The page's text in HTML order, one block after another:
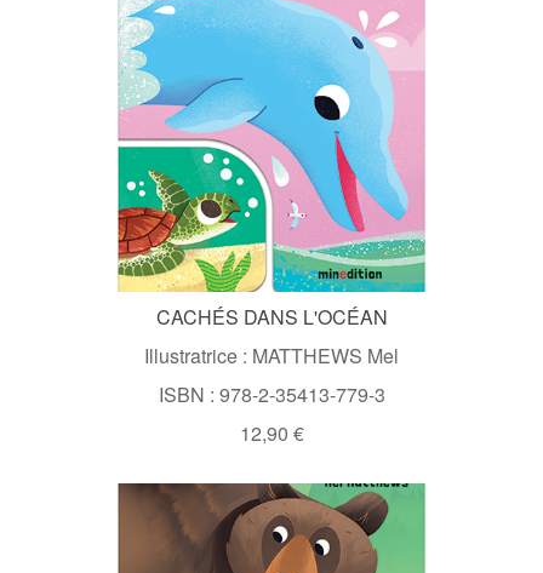
CACHÉS DANS L'OCÉAN
Illustratrice : MATTHEWS Mel
ISBN : 978-2-35413-779-3
12,90 €